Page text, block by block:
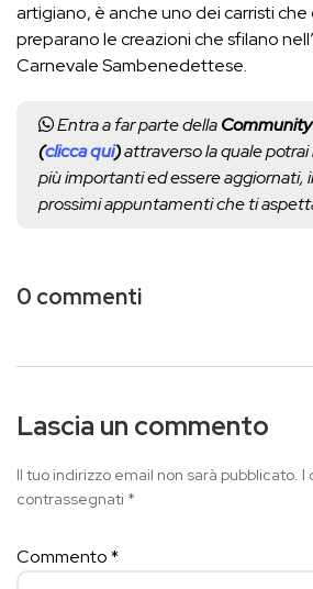
artigiano, è anche uno dei carristi che
preparano le creazioni che sfilano
Carnevale Sambenedettese.
Entra a far parte della
(clicca qui)attraverso la quale
più importanti ed essere aggiornati,
prossimi appuntamenti che ti
0 commenti
Lascia un commento
Il tuo indirizzo email non sarà pubblicato. I
contrassegnati *
Commento*